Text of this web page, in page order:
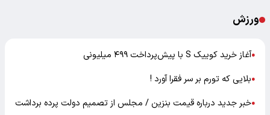
ورزش
●آغاز خرید کوییک S با پیش‌پرداخت ۴۹۹ میلیونی
●بلایی که تورم بر سر فقرا آورد !
●خبر جدید درباره قیمت بنزین / مجلس از تصمیم دولت پرده برداشت